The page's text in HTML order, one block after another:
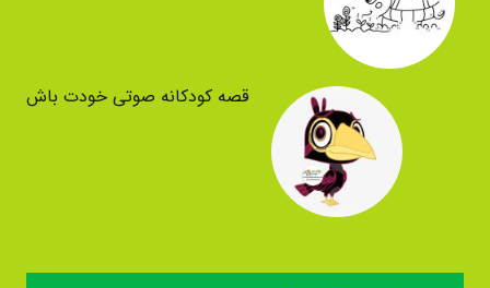
قصه کودکانه صوتی خودت باش